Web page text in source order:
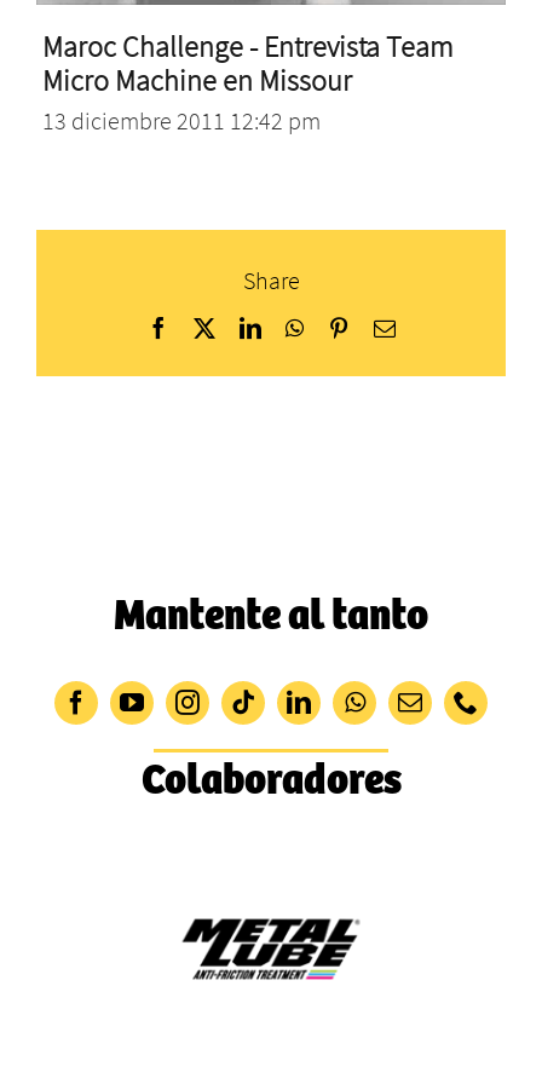
Maroc Challenge - Entrevista Team
Micro Machine en Missour
13 diciembre 2011 12:42 pm
Share
Facebook
X LinkedInWhatsApp
PinterestCorreo
Mantente al tanto
Colaboradores